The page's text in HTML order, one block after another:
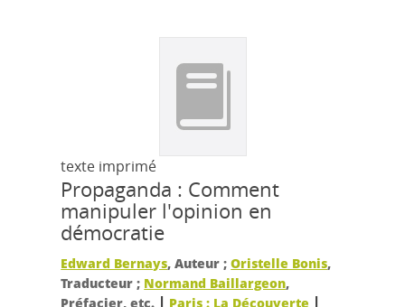
texte imprimé
Propaganda : Comment
manipuler l'opinion en
démocratie
Edward Bernays, Auteur ;Oristelle Bonis,
Traducteur ; Normand Baillargeon,
Préfacier, etc. | Paris : La Découverte |